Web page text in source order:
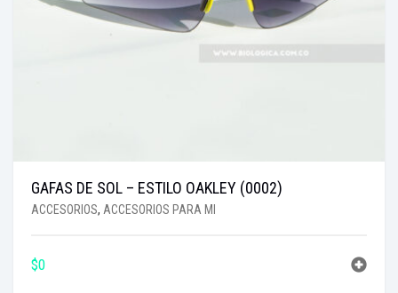
GAFAS DE SOL – ESTILO OAKLEY (0002)
ACCESORIOS, ACCESORIOS PARA MI
$0